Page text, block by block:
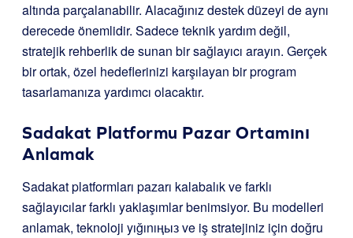
altında parçalanabilir. Alacağınız destek düzeyi de aynı
derecede önemlidir. Sadece teknik yardım değil,
stratejik rehberlik de sunan bir sağlayıcı arayın. Gerçek
bir ortak, özel hedeflerinizi karşılayan bir program
tasarlamanıza yardımcı olacaktır.
Sadakat Platformu Pazar Ortamını
Anlamak
Sadakat platformları pazarı kalabalık ve farklı
sağlayıcılar farklı yaklaşımlar benimsiyor. Bu modelleri
anlamak, teknoloji yığınıңыз ve iş stratejiniz için doğru